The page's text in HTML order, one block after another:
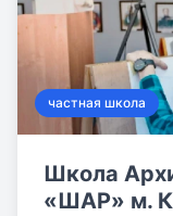
экономический
факультеты
частная школа
Школа
«ШАР» м.